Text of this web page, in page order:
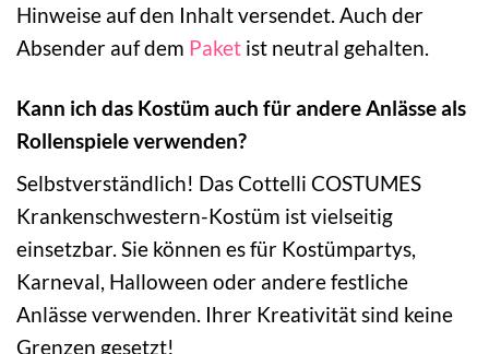
Hinweise auf den Inhalt versendet. Auch der
Absender auf dem Paket ist neutral gehalten.
Kann ich das Kostüm auch für andere Anlässe als
Rollenspiele verwenden?
Selbstverständlich! Das Cottelli COSTUMES
Krankenschwestern-Kostüm ist vielseitig
einsetzbar. Sie können es für Kostümpartys,
Karneval, Halloween oder andere festliche
Anlässe verwenden. Ihrer Kreativität sind keine
Grenzen gesetzt!